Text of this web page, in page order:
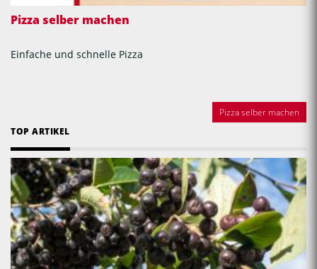
Pizza selber machen
Einfache und schnelle Pizza
Pizza selber machen
TOP ARTIKEL